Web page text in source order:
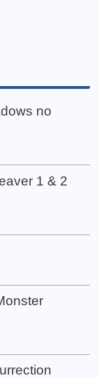
no
1 & 2